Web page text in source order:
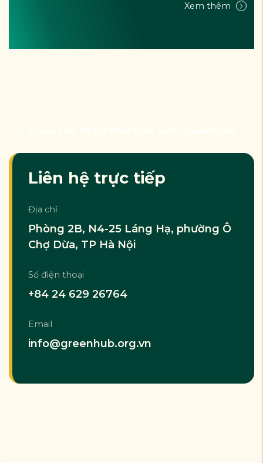
Xem thêm
Liên hệ trực tiếp
Địa chỉ
Phòng 2B, N4-25 Láng Hạ, phường Ô
Chợ Dừa, TP Hà Nội
Số điện thoại
+84 24 629 26764
Email
info@greenhub.org.vn